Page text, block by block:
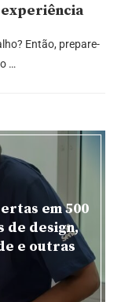
Então, prepare-
…
em 500
de design,
e outras